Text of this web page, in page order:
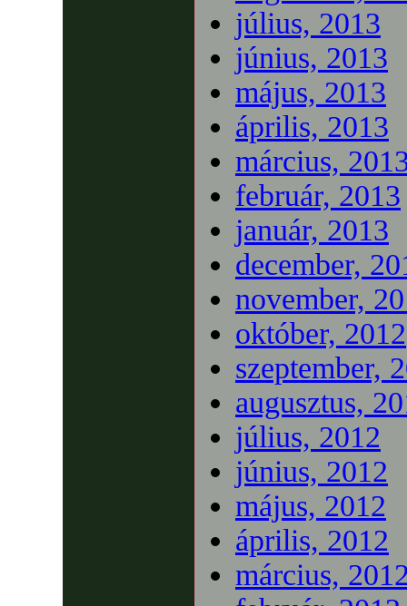
július, 2013
június, 2013
május, 2013
április, 2013
március,
február, 2013
január, 2013
december,
november,
október, 2012
szeptember,
augusztus,
július, 2012
június, 2012
május, 2012
április, 2012
március,